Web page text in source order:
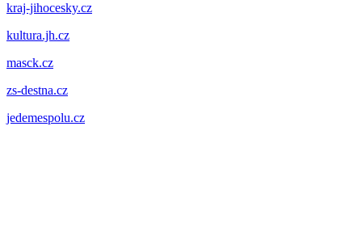
kraj-jihocesky.cz
kultura.jh.cz
masck.cz
zs-destna.cz
jedemespolu.cz